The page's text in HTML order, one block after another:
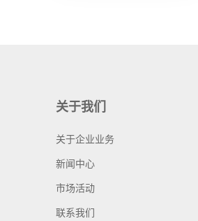
关于我们
关于企业业务
新闻中心
市场活动
联系我们